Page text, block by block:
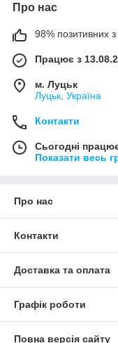
Про нас
98% позитивних з
Працює з
м. Луцьк
Луцьк, Україна
Контакти
Сьогодні
Показати весь
Про нас
Контакти
Доставка та оплата
Графік роботи
Повна версія сайту